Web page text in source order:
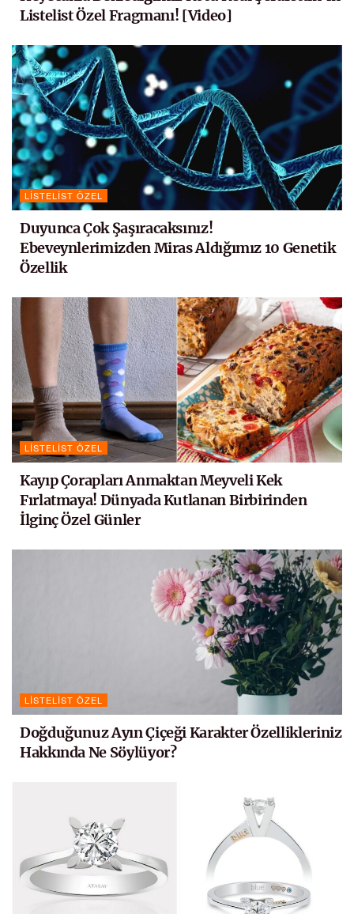
Listelist Özel Fragmanı! [Video]
LISTELIST ÖZEL
Duyunca Çok Şaşıracaksınız!
Ebeveynlerimizden Miras Aldığımız 10 Genetik
Özellik
LISTELIST ÖZEL
Kayıp Çorapları Anmaktan Meyveli Kek
Fırlatmaya! Dünyada Kutlanan Birbirinden
İlginç Özel Günler
LISTELIST ÖZEL
Doğduğunuz Ayın Çiçeği Karakter Özellikleriniz
Hakkında Ne Söylüyor?